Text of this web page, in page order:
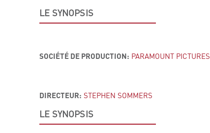
LE SYNOPSIS
SOCIÉTÉ DE PRODUCTION: PARAMOUNT PICTURES
DIRECTEUR: STEPHEN SOMMERS
LE SYNOPSIS